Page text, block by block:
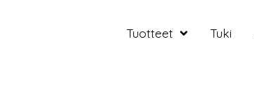
Tuotteet Tuki